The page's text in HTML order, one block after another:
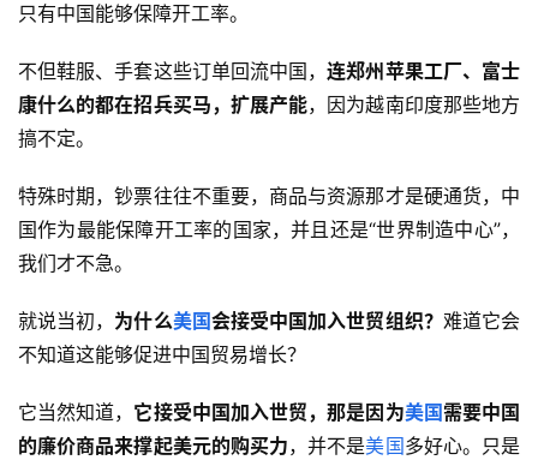
只有中国能够保障开工率。
不但鞋服、手套这些订单回流中国，连郑州苹果工厂、富士
康什么的都在招兵买马，扩展产能，因为越南印度那些地方
搞不定。
特殊时期，钞票往往不重要，商品与资源那才是硬通货，中
国作为最能保障开工率的国家，并且还是“世界制造中心”，
我们才不急。
就说当初， 为什么美国会接受中国加入世贸组织？ 难道它会
不知道这能够促进中国贸易增长？
它当然知道， 它接受中国加入世贸，那是因为美国需要中国
的廉价商品来撑起美元的购买力，并不是美国多好心。只是